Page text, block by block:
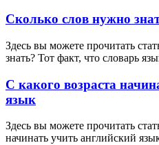
Сколько слов нужно
Здесь вы можете прочитать
знать? Тот факт, что словарь
С какого возраста
язык
Здесь вы можете прочитать
начинать учить английский